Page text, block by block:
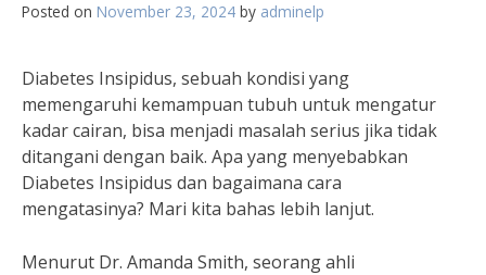
Posted on November 23, 2024 by adminelp
Diabetes Insipidus, sebuah kondisi yang
memengaruhi kemampuan tubuh untuk mengatur
kadar cairan, bisa menjadi masalah serius jika tidak
ditangani dengan baik. Apa yang menyebabkan
Diabetes Insipidus dan bagaimana cara
mengatasinya? Mari kita bahas lebih lanjut.
Menurut Dr. Amanda Smith, seorang ahli